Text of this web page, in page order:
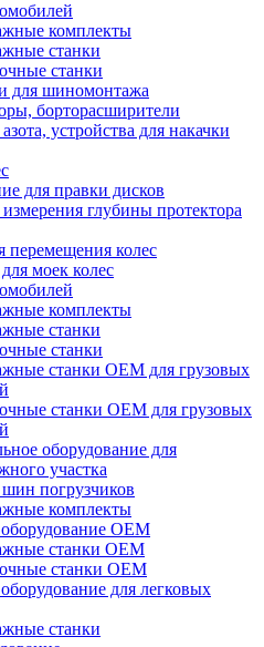
комплекты
станки
станки
для шиномонтажа
борторасширители
устройства для накачки
для правки дисков
глубины протектора
перемещения колес
моек колеc
комплекты
станки
станки
станки ОЕМ для грузовых
станки ОЕМ для грузовых
оборудование для
участка
погрузчиков
комплекты
ОЕМ
станки ОЕМ
станки ОЕМ
для легковых
станки